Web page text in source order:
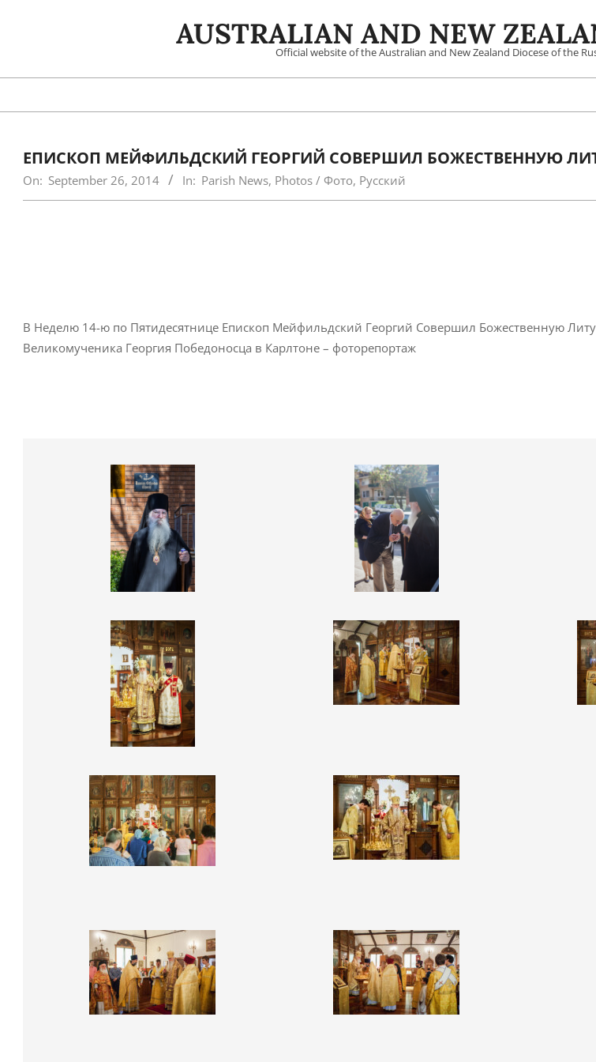
AUSTRALIAN AND NEW
Official website of the Australian and New Zealand Diocese of the
ЕПИСКОП МЕЙФИЛЬДСКИЙ ГЕОРГИЙ СОВЕРШИЛ БОЖЕСТВЕННУЮ
On: September 26, 2014 In: Parish News, Photos / Фото, Русский
В Неделю 14-ю по Пятидесятнице Епископ Мейфильдский Георгий Совершил Божественную
Великомученика Георгия Победоносца в Карлтоне – фоторепортаж